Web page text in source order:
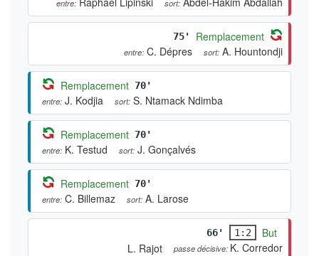
entre: sort:
75' Remplacement
entre: C. Dépres sort: A. Hountondji
Remplacement 70'
entre: J. Kodjia sort: S. Ntamack Ndimba
Remplacement 70'
entre: K. Testud sort: J. Gonçalvés
Remplacement 70'
entre: C. Billemaz sort: A. Larose
66' 1:2
But
L. Rajot
passe décisive: K. Corredor